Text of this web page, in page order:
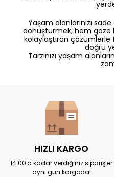
Yaşam alanlarınızı
dönüştürmek, hem göze
kolaylaştıran çözümlerle
doğru
Tarzınızı yaşam
HIZLI KARGO
14:00'a kadar verdiğiniz siparişler
aynı gün kargoda!